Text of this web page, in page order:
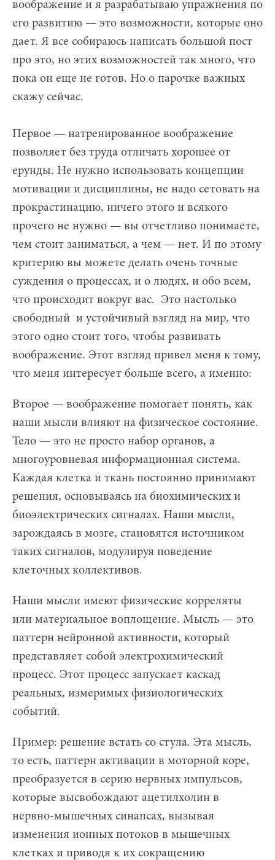
воображение и я разрабатываю упражнения по
его развитию — это возможности, которые оно
дает. Я все собираюсь написать большой пост
про это, но этих возможностей так много, что
пока он еще не готов. Но о парочке важных
скажу сейчас.
Первое — натренированное воображение
позволяет без труда отличать хорошее от
ерунды. Не нужно использовать концепции
мотивации и дисциплины, не надо сетовать на
прокрастинацию, ничего этого и всякого
прочего не нужно — вы отчетливо понимаете,
чем стоит заниматься, а чем — нет. И по этому
критерию вы можете делать очень точные
суждения о процессах, и о людях, и обо всем,
что происходит вокруг вас. Это настолько
свободный и устойчивый взгляд на мир, что
этого одно стоит того, чтобы развивать
воображение. Этот взгляд привел меня к тому,
что меня интересует больше всего, а именно:
Второе — воображение помогает понять, как
наши мысли влияют на физическое состояние.
Тело — это не просто набор органов, а
многоуровневая информационная система.
Каждая клетка и ткань постоянно принимают
решения, основываясь на биохимических и
биоэлектрических сигналах. Наши мысли,
зарождаясь в мозге, становятся источником
таких сигналов, модулируя поведение
клеточных коллективов.
Наши мысли имеют физические корреляты
или материальное воплощение. Мысль — это
паттерн нейронной активности, который
представляет собой электрохимический
процесс. Этот процесс запускает каскад
реальных, измеримых физиологических
событий.
Пример: решение встать со стула. Эта мысль,
то есть, паттерн активации в моторной коре,
преобразуется в серию нервных импульсов,
которые высвобождают ацетилхолин в
нервно-мышечных синапсах, вызывая
изменения ионных потоков в мышечных
клетках и приводя к их сокращению